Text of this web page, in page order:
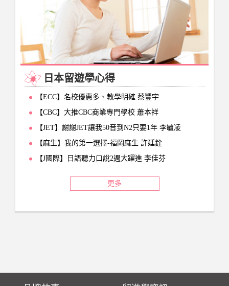
日本留遊學心得
【ECC】名校優惠多、教學明確 蔡豐宇
【CBC】大推CBC商業專門學校 蕭本祥
【JET】謝謝JET讓我50音到N2只要1年 李毓凌
【麻生】我的第一選擇-福岡麻生 許廷銓
【J國際】日語聽力口說2週大躍進 李佳芬
更多